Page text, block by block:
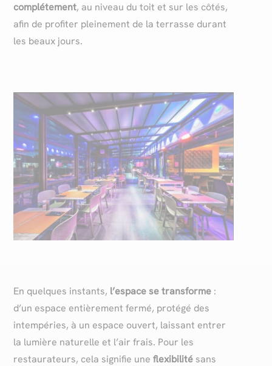
complétement, au niveau du toit et sur les côtés,
afin de profiter pleinement de la terrasse durant
les beaux jours.
En quelques instants, l’espace se transforme :
d’un espace entièrement fermé, protégé des
intempéries, à un espace ouvert, laissant entrer
la lumière naturelle et l’air frais. Pour les
restaurateurs, cela signifie uneflexibilitésans